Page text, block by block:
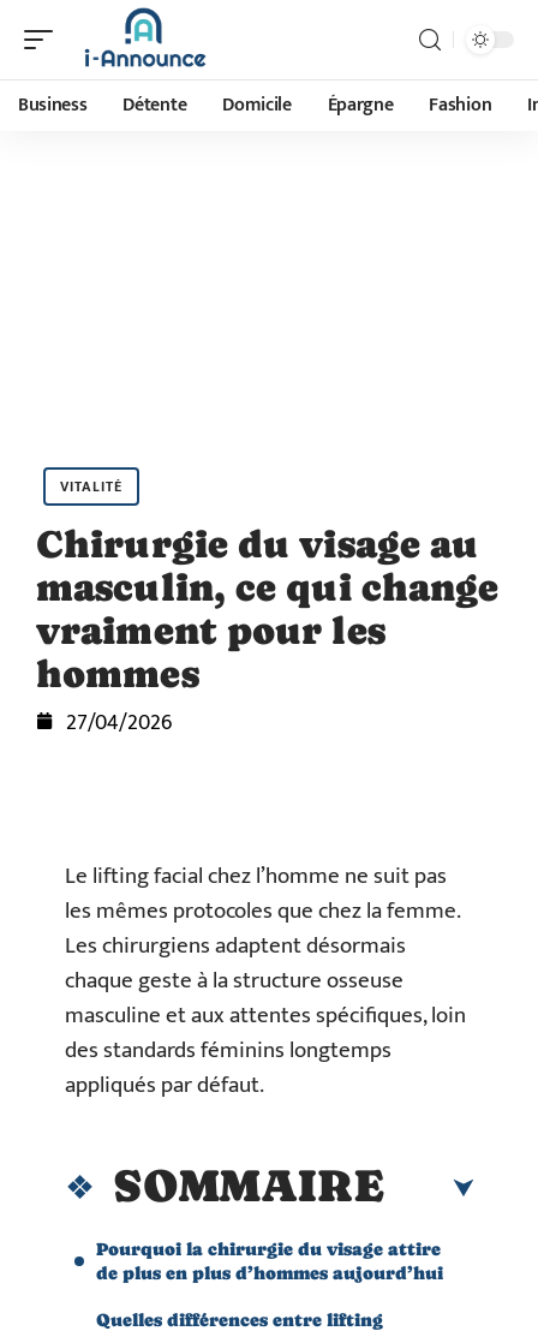
Business Détente Domicile Épargne Fashion
VITALITÉ
Chirurgie du visage au
masculin, ce qui change
vraiment pour les
hommes
27/04/2026
Le lifting facial chez l’homme ne suit pas
les mêmes protocoles que chez la femme.
Les chirurgiens adaptent désormais
chaque geste à la structure osseuse
masculine et aux attentes spécifiques, loin
des standards féminins longtemps
appliqués par défaut.
SOMMAIRE
Pourquoi la chirurgie du visage attire
de plus en plus d’hommes aujourd’hui
Quelles différences entre lifting